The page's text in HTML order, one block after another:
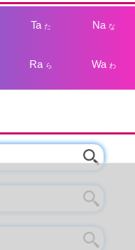
Taた Na な
Ra ら Wa わ